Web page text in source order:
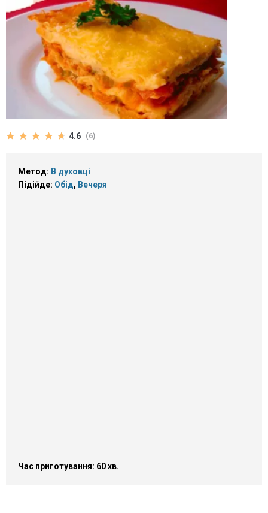
4.6 (6)
Метод: В духовці
Підійде: Обід, Вечеря
Час приготування: 60 хв.